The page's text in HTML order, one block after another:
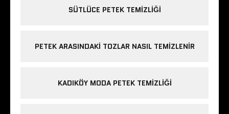
SÜTLÜCE PETEK TEMIZLIĞI
PETEK ARASINDAKI TOZLAR NASIL TEMIZLENIR
KADIKÖY MODA PETEK TEMIZLIĞI